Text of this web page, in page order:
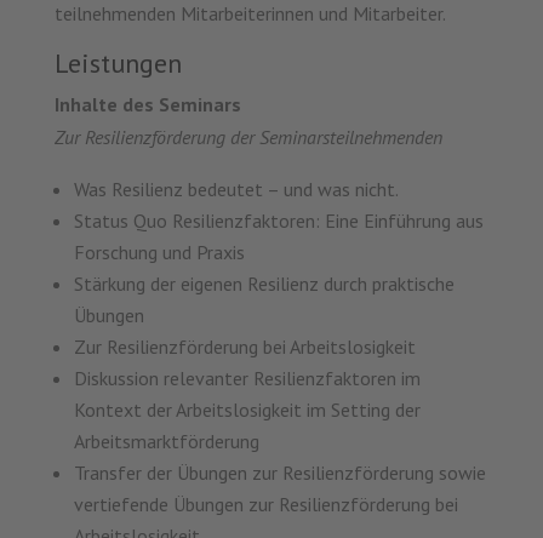
teilnehmenden Mitarbeiterinnen und Mitarbeiter.
Leistungen
Inhalte des Seminars
Zur Resilienzförderung der Seminarsteilnehmenden
Was Resilienz bedeutet – und was nicht.
Status Quo Resilienzfaktoren: Eine Einführung aus
Forschung und Praxis
Stärkung der eigenen Resilienz durch praktische
Übungen
Zur Resilienzförderung bei Arbeitslosigkeit
Diskussion relevanter Resilienzfaktoren im
Kontext der Arbeitslosigkeit im Setting der
Arbeitsmarktförderung
Transfer der Übungen zur Resilienzförderung sowie
vertiefende Übungen zur Resilienzförderung bei